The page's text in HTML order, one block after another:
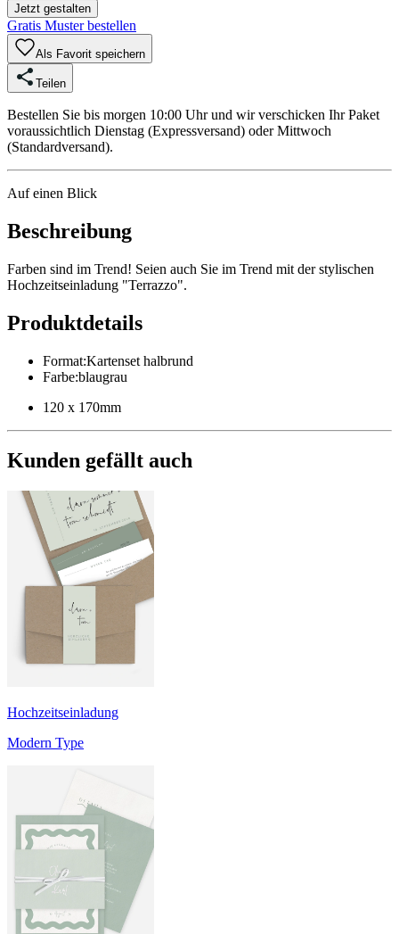
Jetzt gestalten
Gratis Muster bestellen
Als Favorit speichern
Teilen
Bestellen Sie bis morgen 10:00 Uhr und wir verschicken Ihr Paket
voraussichtlich Dienstag (Expressversand) oder Mittwoch
(Standardversand).
Auf einen Blick
Beschreibung
Farben sind im Trend! Seien auch Sie im Trend mit der stylischen
Hochzeitseinladung "Terrazzo".
Produktdetails
Format:Kartenset halbrund
Farbe:blaugrau
120 x 170mm
Kunden gefällt auch
Hochzeitseinladung
Modern Type